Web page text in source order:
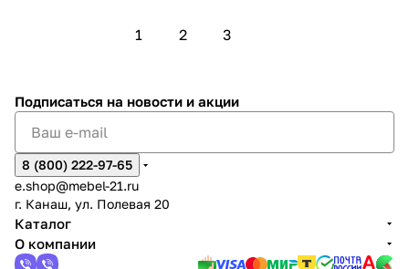
1 2 3
Подписаться на новости и акции
8 (800) 222-97-65
e.shop@mebel-21.ru
г. Канаш, ул. Полевая 20
Каталог
О компании